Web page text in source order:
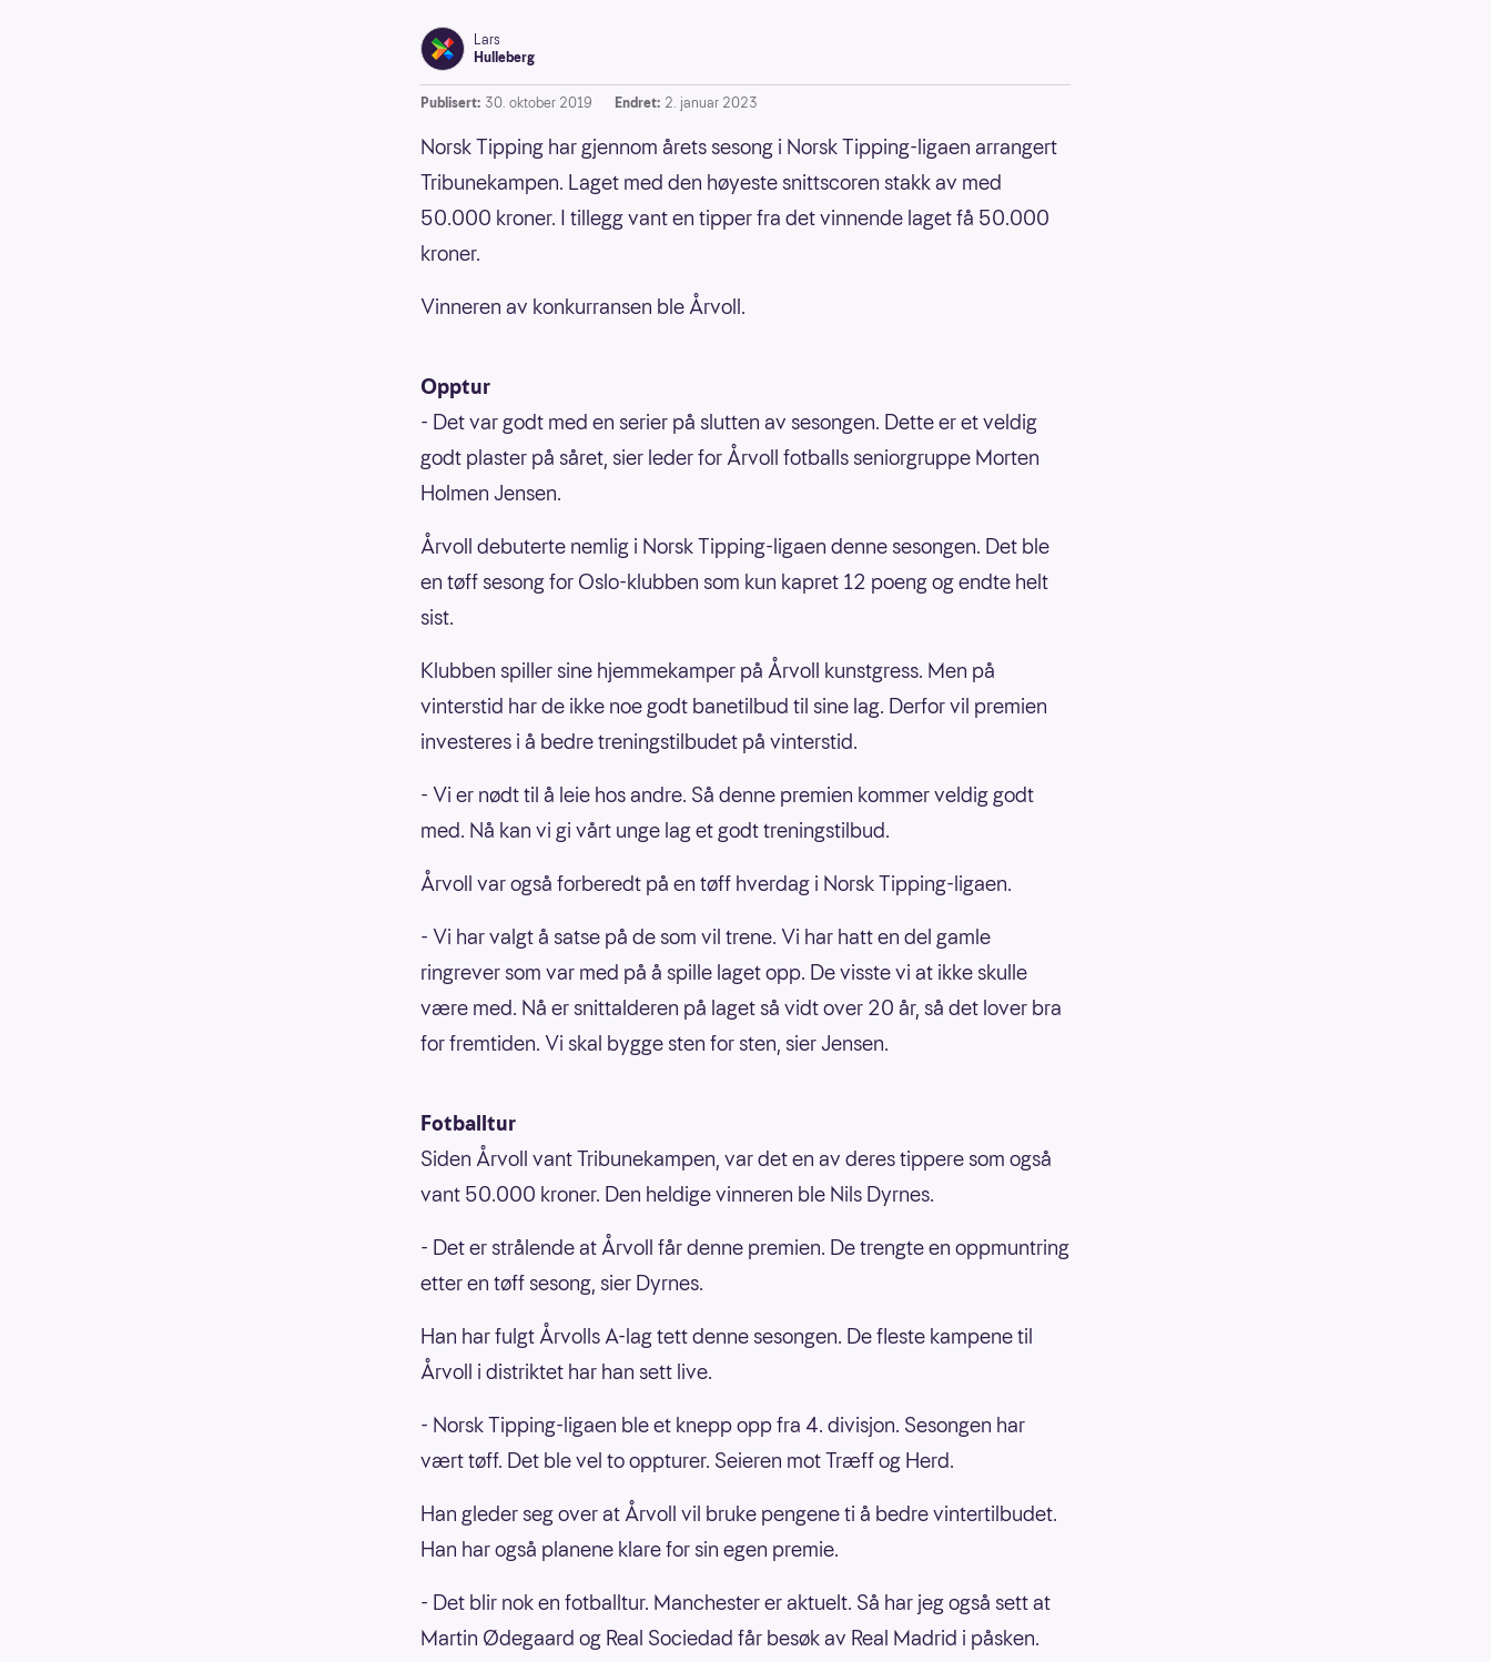
Lars
Hulleberg
Publisert: 30. oktober 2019 Endret: 2. januar 2023
Norsk Tipping har gjennom årets sesong i Norsk Tipping-ligaen arrangert
Tribunekampen. Laget med den høyeste snittscoren stakk av med
50.000 kroner. I tillegg vant en tipper fra det vinnende laget få 50.000
kroner.
Vinneren av konkurransen ble Årvoll.
Opptur
- Det var godt med en serier på slutten av sesongen. Dette er et veldig
godt plaster på såret, sier leder for Årvoll fotballs seniorgruppe Morten
Holmen Jensen.
Årvoll debuterte nemlig i Norsk Tipping-ligaen denne sesongen. Det ble
en tøff sesong for Oslo-klubben som kun kapret 12 poeng og endte helt
sist.
Klubben spiller sine hjemmekamper på Årvoll kunstgress. Men på
vinterstid har de ikke noe godt banetilbud til sine lag. Derfor vil premien
investeres i å bedre treningstilbudet på vinterstid.
- Vi er nødt til å leie hos andre. Så denne premien kommer veldig godt
med. Nå kan vi gi vårt unge lag et godt treningstilbud.
Årvoll var også forberedt på en tøff hverdag i Norsk Tipping-ligaen.
- Vi har valgt å satse på de som vil trene. Vi har hatt en del gamle
ringrever som var med på å spille laget opp. De visste vi at ikke skulle
være med. Nå er snittalderen på laget så vidt over 20 år, så det lover bra
for fremtiden. Vi skal bygge sten for sten, sier Jensen.
Fotballtur
Siden Årvoll vant Tribunekampen, var det en av deres tippere som også
vant 50.000 kroner. Den heldige vinneren ble Nils Dyrnes.
- Det er strålende at Årvoll får denne premien. De trengte en oppmuntring
etter en tøff sesong, sier Dyrnes.
Han har fulgt Årvolls A-lag tett denne sesongen. De fleste kampene til
Årvoll i distriktet har han sett live.
- Norsk Tipping-ligaen ble et knepp opp fra 4. divisjon. Sesongen har
vært tøff. Det ble vel to oppturer. Seieren mot Træff og Herd.
Han gleder seg over at Årvoll vil bruke pengene ti å bedre vintertilbudet.
Han har også planene klare for sin egen premie.
- Det blir nok en fotballtur. Manchester er aktuelt. Så har jeg også sett at
Martin Ødegaard og Real Sociedad får besøk av Real Madrid i påsken.